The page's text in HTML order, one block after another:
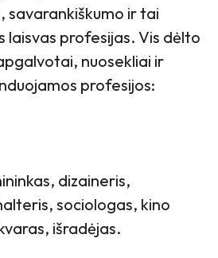
savarankiškumo ir tai
laisvas profesijas. Vis dėlto
nuosekliai ir
profesijos:
dizaineris,
sociologas, kino
išradėjas.